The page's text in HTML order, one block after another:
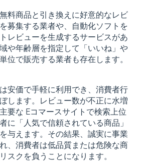
料商品と引き換えに好意的なレビ
募集する業者や、自動化ソフトを
レビューを生成するサービスがあ
や年齢層を指定して「いいね」や
位で販売する業者も存在します。
安価で手軽に利用でき、消費者行
します。レビュー数が不正に水増
要な Eコマースサイトで検索上位
に「人気で信頼されている商品」
与えます。その結果、誠実に事業
、消費者は低品質または危険な商
スクを負うことになります。